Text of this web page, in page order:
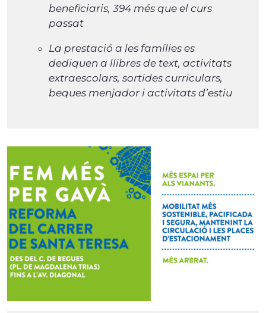
beneficiaris, 394 més que el curs
passat
La prestació a les famílies es
dediquen a llibres de text, activitats
extraescolars, sortides curriculars,
beques menjador i activitats d’estiu